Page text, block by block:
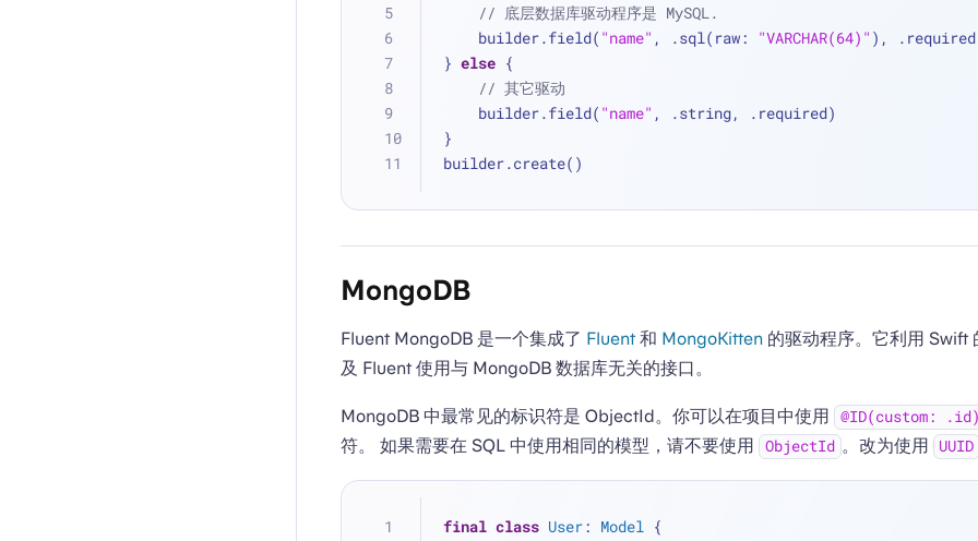
// 底层数据库驱动程序是 MySQL.
    builder.field(
"name" , .sql(raw: "VARCHAR(64)" ),
} else {
// 其它驱动
    builder.field(
"name" , .string, .required)
}
builder.create()
MongoDB
Fluent MongoDB 是一个集成了 Fluent和 MongoKitten 的驱动程序。它利用 Swift
及 Fluent 使用与 MongoDB 数据库无关的接口。
MongoDB 中最常见的标识符是 ObjectId。你可以在项目中使用 @ID(custom:
符。 如果需要在 SQL 中使用相同的模型，请不要使用 ObjectId 。改为使用 UUID
final class User: Model {